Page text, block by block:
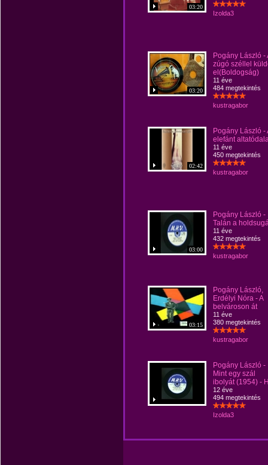
03:20
Izolda3
03:20
Pogány László -
zúgó széllel
el(Boldogság)
11 éve
484 megtekintés
kustragabor
02:42
Pogány László -
elefánt
11 éve
450 megtekintés
kustragabor
03:00
Pogány László -
Talán a
11 éve
432 megtekintés
kustragabor
03:15
Pogány László,
Erdélyi Nóra - A
belvároson át
11 éve
380 megtekintés
kustragabor
Pogány László -
Mint egy szál
ibolyát (1954) -
12 éve
494 megtekintés
Izolda3